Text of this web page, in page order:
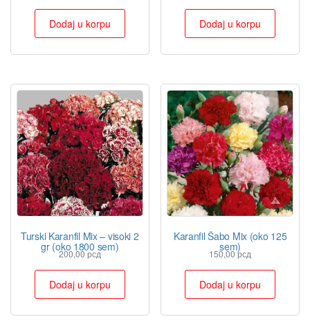
Dodaj u korpu Dodaj u korpu
Turski Karanfil Mix – visoki 2
gr (oko 1800 sem)
200,00рсд
Dodaj u korpu
Karanfil Šabo Mix (oko 125
sem)
150,00рсд
Dodaj u korpu